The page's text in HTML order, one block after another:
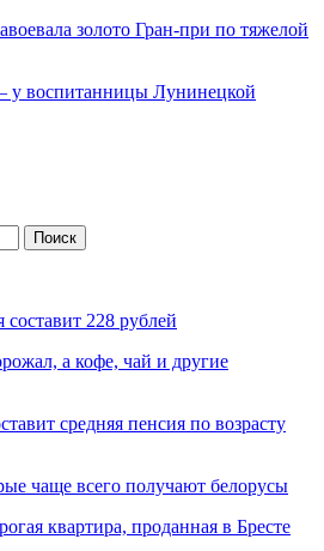
золото Гран-при по тяжелой
у воспитанницы Лунинецкой
составит 228 рублей
а кофе, чай и другие
средняя пенсия по возрасту
чаще всего получают белорусы
квартира, проданная в Бресте